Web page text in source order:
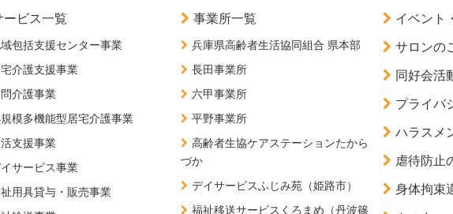
ービス一覧
包括支援センター事業
介護支援事業
介護事業
模多機能型居宅介護事業
支援事業
サービス事業
用具貸与・販売事業
事業所一覧
兵庫県高齢者生活協同組合 県本部
長田事業所
六甲事業所
平野事業所
高齢者生協ケアステーションたから
づか
デイサービスふじみ苑（姫路市）
福祉移送サービスくろまめ（丹波篠
イベント
サロンの
同好会活
プライバ
ハラスメ
虐待防止
身体拘束